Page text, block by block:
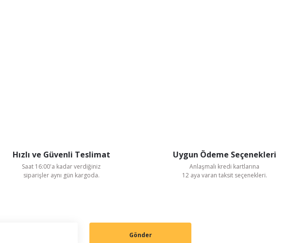
Hızlı ve Güvenli Teslimat
Saat 16:00'a kadar verdiğiniz
siparişler aynı gün kargoda.
Uygun Ödeme Seçenekleri
Anlaşmalı kredi kartlarına
12 aya varan taksit seçenekleri.
Gönder